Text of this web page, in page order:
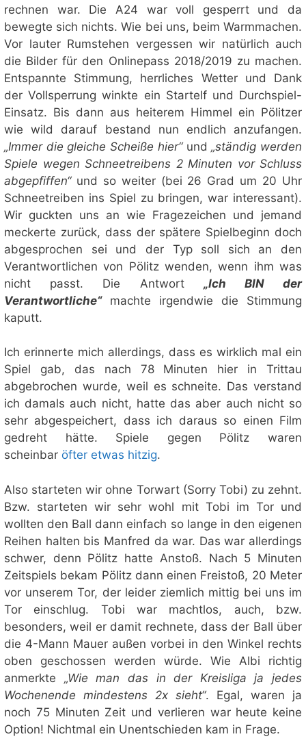
rechnen war. Die A24 war voll gesperrt und da
bewegte sich nichts. Wie bei uns, beim Warmmachen.
Vor lauter Rumstehen vergessen wir natürlich auch
die Bilder für den Onlinepass 2018/2019 zu machen.
Entspannte Stimmung, herrliches Wetter und Dank
der Vollsperrung winkte ein Startelf und Durchspiel-
Einsatz. Bis dann aus heiterem Himmel ein Pölitzer
wie wild darauf bestand nun endlich anzufangen.
„Immer die gleiche Scheiße hier“und„ständig werden
Spiele wegen Schneetreibens 2 Minuten vor Schluss
abgepfiffen“und so weiter (bei 26 Grad um 20 Uhr
Schneetreiben ins Spiel zu bringen, war interessant).
Wir guckten uns an wie Fragezeichen und jemand
meckerte zurück, dass der spätere Spielbeginn doch
abgesprochen sei und der Typ soll sich an den
Verantwortlichen von Pölitz wenden, wenn ihm was
nicht passt. Die Antwort „Ich BIN der
Verantwortliche“machte irgendwie die Stimmung
kaputt.
Ich erinnerte mich allerdings, dass es wirklich mal ein
Spiel gab, das nach 78 Minuten hier in Trittau
abgebrochen wurde, weil es schneite. Das verstand
ich damals auch nicht, hatte das aber auch nicht so
sehr abgespeichert, dass ich daraus so einen Film
gedreht hätte. Spiele gegen Pölitz waren
scheinbar öfter etwas hitzig.
Also starteten wir ohne Torwart (Sorry Tobi) zu zehnt.
Bzw. starteten wir sehr wohl mit Tobi im Tor und
wollten den Ball dann einfach so lange in den eigenen
Reihen halten bis Manfred da war. Das war allerdings
schwer, denn Pölitz hatte Anstoß. Nach 5 Minuten
Zeitspiels bekam Pölitz dann einen Freistoß, 20 Meter
vor unserem Tor, der leider ziemlich mittig bei uns im
Tor einschlug. Tobi war machtlos, auch, bzw.
besonders, weil er damit rechnete, dass der Ball über
die 4-Mann Mauer außen vorbei in den Winkel rechts
oben geschossen werden würde. Wie Albi richtig
anmerkte „Wie man das in der Kreisliga ja jedes
Wochenende mindestens 2x sieht“. Egal, waren ja
noch 75 Minuten Zeit und verlieren war heute keine
Option! Nichtmal ein Unentschieden kam in Frage.